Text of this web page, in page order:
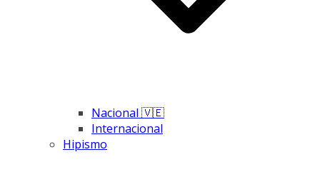
Nacional 🇻🇪
Internacional
Hipismo